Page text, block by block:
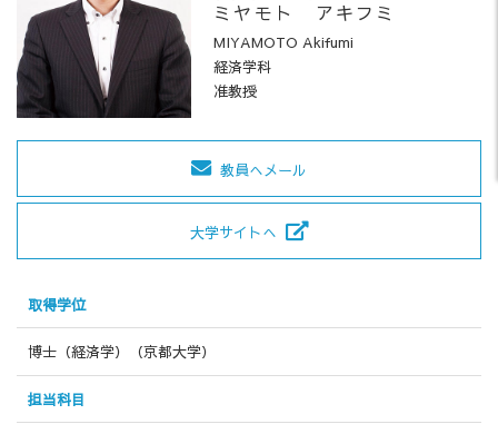
ミヤモト アキフミ
MIYAMOTO Akifumi
経済学科
准教授
教員へメール
大学サイトへ
取得学位
博士（経済学）（京都大学）
担当科目